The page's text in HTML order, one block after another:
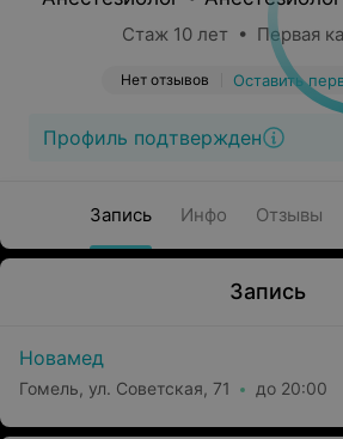
Стаж 10 лет • Первая
Нет отзывов Оставить
Профиль подтвержден
Запись Инфо Отзывы
Запись
Новамед
Гомель, ул. Советская, 71 до 20:00